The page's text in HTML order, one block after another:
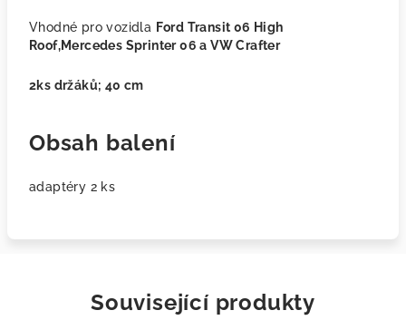
Vhodné pro vozidla Ford Transit 06 High
Roof,Mercedes Sprinter 06 a VW Crafter
2ks držáků; 40 cm
Obsah balení
adaptéry 2 ks
Související produkty